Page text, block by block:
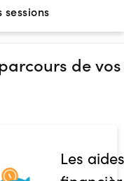
de vos
Les aides